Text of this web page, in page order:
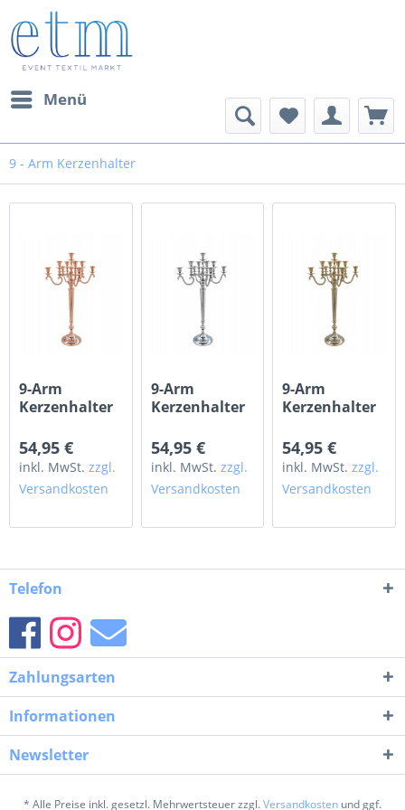
Menü
9 - Arm Kerzenhalter
9-Arm
Kerzenhalter
rosegold 68
cm
54,95 €
inkl. MwSt.zzgl.
Versandkosten
9-Arm
Kerzenhalter
68cm
54,95 €
inkl. MwSt. zzgl.
Versandkosten
9-Arm
Kerzenhalter
68 cm
54,95 €
inkl. MwSt.zzgl.
Versandkosten
Telefon
Zahlungsarten
Informationen
Newsletter
* Alle Preise inkl. gesetzl. Mehrwertsteuer zzgl.Versandkosten und ggf.